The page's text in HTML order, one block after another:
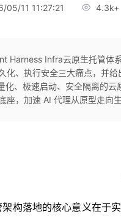
05/11 11:27:21 4.3k+
Harness Infra云原生托管
化、执行安全三大痛点，并
、极速启动、安全隔离的
座，加速 AI 代理从原型走向生
构落地的核心意义在于